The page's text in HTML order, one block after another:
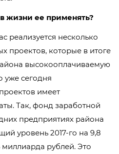
жизни ее применять?
реализуется несколько
проектов, которые в итоге
высокооплачиваемую
уже сегодня
имеет
Так, фонд заработной
предприятиях района
уровень 2017-го на 9,8
миллиарда рублей. Это